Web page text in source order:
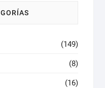
(149)
(8)
(16)